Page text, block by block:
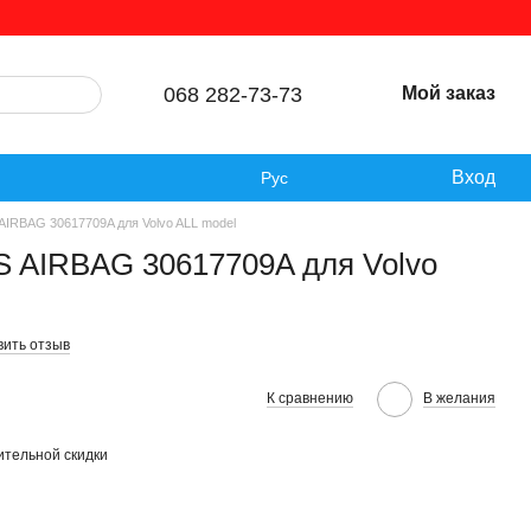
068 282-73-73 Мой заказ
Рус Вход
30617709A для Volvo ALL model
AIRBAG 30617709A для Volvo
отзыв
К сравнению В желания
скидки